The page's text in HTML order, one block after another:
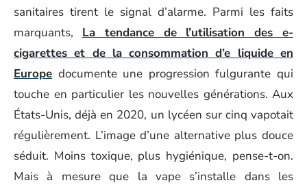
sanitaires tirent le signal d’alarme. Parmi les faits
marquants, La tendance de l’utilisation des e-
cigarettes et de la consommation d’e liquide en
Europe documente une progression fulgurante qui
touche en particulier les nouvelles générations. Aux
États-Unis, déjà en 2020, un lycéen sur cinq vapotait
régulièrement. L’image d’une alternative plus douce
séduit. Moins toxique, plus hygiénique, pense-t-on.
Mais à mesure que la vape s’installe dans les